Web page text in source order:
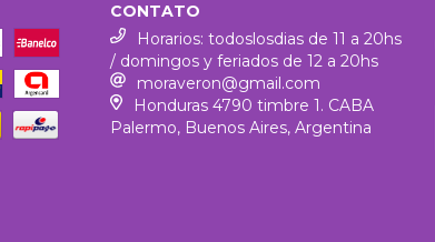
CONTATO
Horarios: todoslosdias de 11 a 20hs
/ domingos y feriados de 12 a 20hs
moraveron@gmail.com
Honduras 4790 timbre 1. CABA
Palermo, Buenos Aires, Argentina